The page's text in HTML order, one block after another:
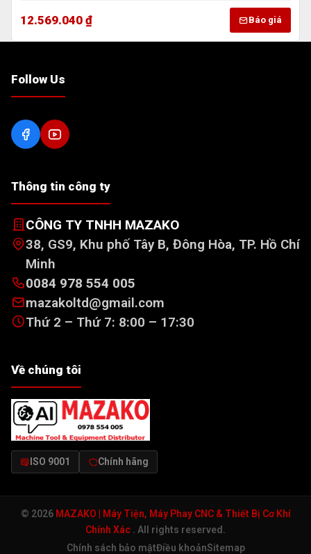
12.569.040 ₫ Báo giá
Follow Us
Thông tin công ty
CÔNG TY TNHH MAZAKO
38, GS9, Khu phố Tây B, Đông Hòa, TP. Hồ Chí
Minh
0084 978 554 005
mazakoltd@gmail.com
Thứ 2 – Thứ 7: 8:00 – 17:30
Về chúng tôi
ISO 9001 Chính hãng
© 2026 MAZAKO | Máy Tiện, Máy Phay CNC & Thiết Bị Cơ Khí
Chính Xác . All rights reserved.
Chính sách bảo mậtĐiều khoảnSitemap